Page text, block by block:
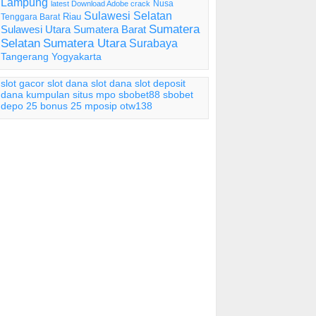
latest Download Adobe crack Nusa
Tenggara Barat Riau Sulawesi Selatan
Sulawesi Utara Sumatera Barat Sumatera
Selatan Sumatera Utara Surabaya
Tangerang Yogyakarta
slot gacor slot dana slot dana slot deposit
dana kumpulan situs mpo sbobet88 sbobet
depo 25 bonus 25 mposip otw138